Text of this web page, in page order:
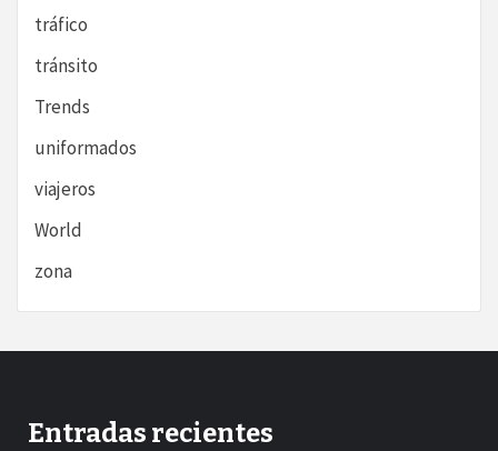
tráfico
tránsito
Trends
uniformados
viajeros
World
zona
Entradas recientes